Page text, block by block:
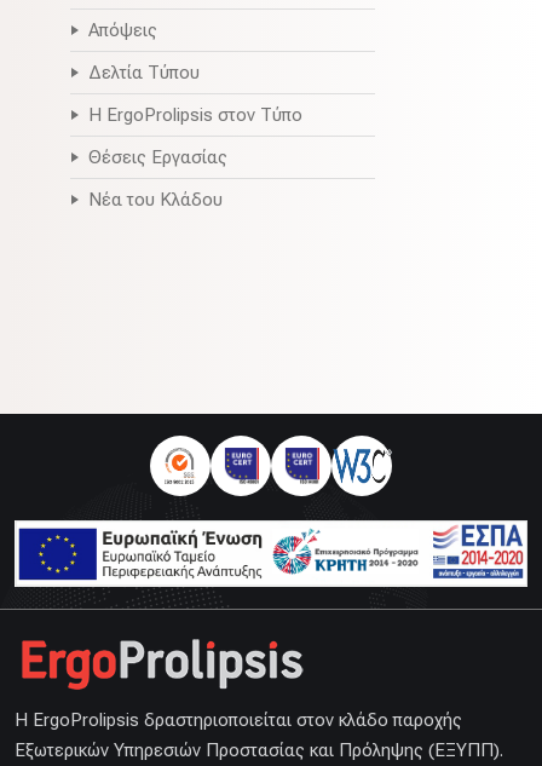
Απόψεις
Δελτία Τύπου
Η ErgoProlipsis στον Τύπο
Θέσεις Εργασίας
Νέα του Κλάδου
H ErgoProlipsis δραστηριοποιείται στον κλάδο παροχής
Εξωτερικών Υπηρεσιών Προστασίας και Πρόληψης (ΕΞΥΠΠ).